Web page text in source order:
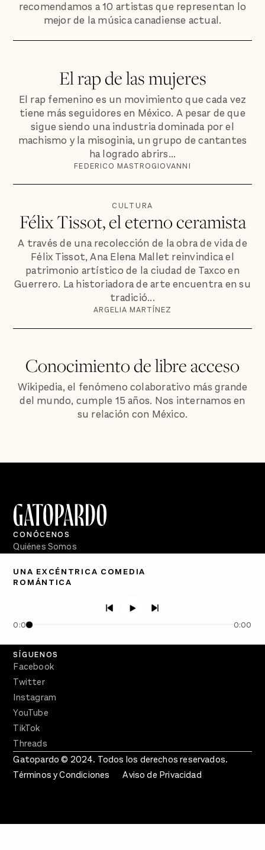
recomendamos a 10 artistas que representan lo
mejor de la música canadiense actual.
El rap de las mujeres
El rap femenino es un movimiento que cada vez
tiene más seguidores en México. A pesar de que
sigue siendo una industria dominada por el
machismo y la misoginia, un grupo de cantantes
ha logrado abrirs...
FEDERICO MASTROGIOVANNI
CULTURA
Félix Tissot, el eterno ceramista
A través de una recolección de la obra de vida de
Félix Tissot, Ana Elena Mallet reinvindica el
patrimonio artístico de la ciudad de Taxco en
Guerrero. La historiadora de arte encuentra en su
tradició...
ARGELIA MARTÍNEZ
Conocimiento de libre acceso
Wikipedia, el fenómeno colaborativo más grande
del mundo, cumple 15 años. Nos internamos en
su relación con México.
UNA EXCÉNTRICA COMEDIA
ROMÁNTICA
0:00 0:00
CONÓCENOS
Quiénes Somos
PÓDCASTS
Crecer en Distopía
SÍGUENOS
Facebook
Twitter
Instagram
YouTube
TikTok
Threads
Gatopardo © 2024. Todos los derechos reservados.
Términos y Condiciones
Aviso de Privacidad